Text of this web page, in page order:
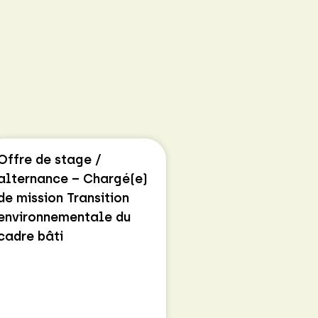
de stage /
– Chargé(e)
mission Transition
du
bâti